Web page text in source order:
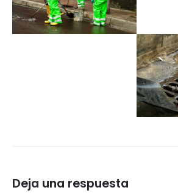
Deja una respuesta